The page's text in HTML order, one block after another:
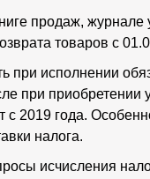
продаж, журнале
товаров с
при исполнении
при приобретении
с 2019 года.
налога.
исчисления